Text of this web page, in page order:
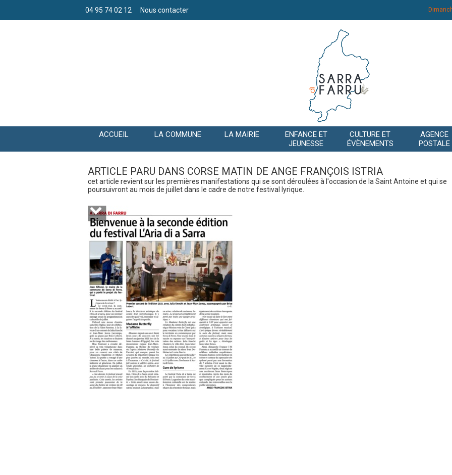
04 95 74 02 12 Nous contacter
ACCUEIL LA COMMUNE LA MAIRIE
ENFANCE ET
JEUNESSE
CULTURE ET
ÉVÈNEMENTS
AGENCE
POSTALE
ARTICLE PARU DANS CORSE MATIN DE ANGE FRANÇOIS ISTRIA
cet article revient sur les premières manifestations qui se sont déroulées à l'occasion de la Saint Antoine et qui se
poursuivront au mois de juillet dans le cadre de notre festival lyrique.